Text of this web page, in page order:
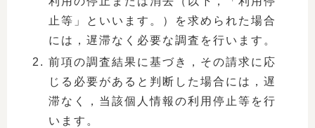
止等」といいます。）を求められた場合
には，遅滞なく必要な調査を行います。
前項の調査結果に基づき，その請求に応
じる必要があると判断した場合には，遅
滞なく，当該個人情報の利用停止等を行
います。